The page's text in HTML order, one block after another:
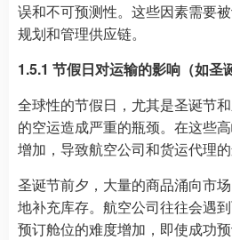
误和不可预测性。这些因素需要
规划和管理供应链。
1.5.1 节假日对运输的影响（如圣
全球性的节假日，尤其是圣诞节
的空运造成严重的瓶颈。在这些
增加，导致航空公司和货运代理的
圣诞节前夕，大量的商品涌向市
地补充库存。航空公司往往会遇
预订舱位的难度增加，即使成功